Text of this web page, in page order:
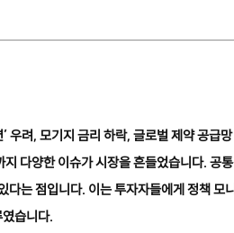
우려, 모기지 금리 하락, 글로벌 제약 공급
다양한 이슈가 시장을 흔들었습니다. 공
다는 점입니다. 이는 투자자들에게 정책 모
습니다.